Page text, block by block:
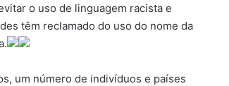
o uso de linguagem racista e
têm reclamado do uso do nome da
um número de indivíduos e países